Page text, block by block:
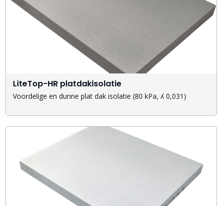
LiteTop-HR platdakisolatie
Voordelige en dunne plat dak isolatie (80 kPa, ʎ 0,031)